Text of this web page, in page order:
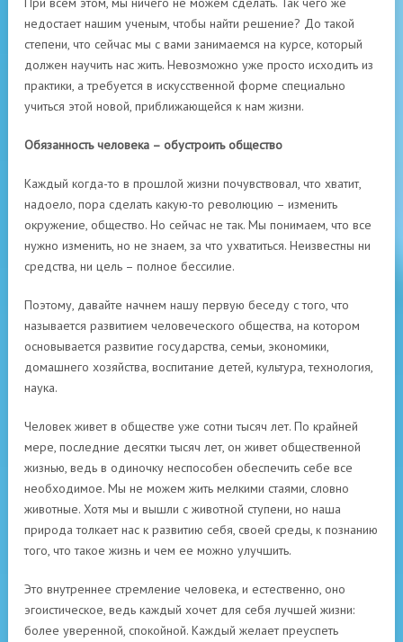
недостает нашим ученым, чтобы найти решение? До такой
степени, что сейчас мы с вами занимаемся на курсе, который
должен научить нас жить. Невозможно уже просто исходить из
практики, а требуется в искусственной форме специально
учиться этой новой, приближающейся к нам жизни.
Обязанность человека – обустроить общество
Каждый когда-то в прошлой жизни почувствовал, что хватит,
надоело, пора сделать какую-то революцию – изменить
окружение, общество. Но сейчас не так. Мы понимаем, что все
нужно изменить, но не знаем, за что ухватиться. Неизвестны ни
средства, ни цель – полное бессилие.
Поэтому, давайте начнем нашу первую беседу с того, что
называется развитием человеческого общества, на котором
основывается развитие государства, семьи, экономики,
домашнего хозяйства, воспитание детей, культура, технология,
наука.
Человек живет в обществе уже сотни тысяч лет. По крайней
мере, последние десятки тысяч лет, он живет общественной
жизнью, ведь в одиночку неспособен обеспечить себе все
необходимое. Мы не можем жить мелкими стаями, словно
животные. Хотя мы и вышли с животной ступени, но наша
природа толкает нас к развитию себя, своей среды, к познанию
того, что такое жизнь и чем ее можно улучшить.
Это внутреннее стремление человека, и естественно, оно
эгоистическое, ведь каждый хочет для себя лучшей жизни:
более уверенной, спокойной. Каждый желает преуспеть